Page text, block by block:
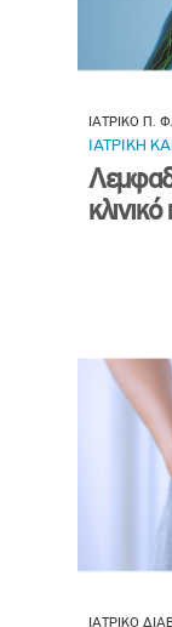
ΙΑΤΡΙΚΟ Π.
ΙΑΤΡΙΚΗ
ΙΑΤΡΙΚΟ